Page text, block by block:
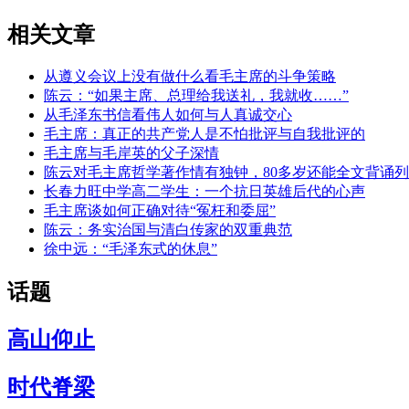
相关文章
从遵义会议上没有做什么看毛主席的斗争策略
陈云：“如果主席、总理给我送礼，我就收……”
从毛泽东书信看伟人如何与人真诚交心
毛主席：真正的共产党人是不怕批评与自我批评的
毛主席与毛岸英的父子深情
陈云对毛主席哲学著作情有独钟，80多岁还能全文背诵
长春力旺中学高二学生：一个抗日英雄后代的心声
毛主席谈如何正确对待“冤枉和委屈”
陈云：务实治国与清白传家的双重典范
徐中远：“毛泽东式的休息”
话题
高山仰止
时代脊梁